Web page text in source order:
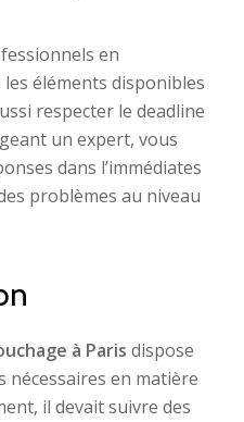
en
éléments disponibles
respecter le deadline
un expert, vous
dans l’immédiates
problèmes au niveau
à Paris dispose
nécessaires en matière
il devait suivre des